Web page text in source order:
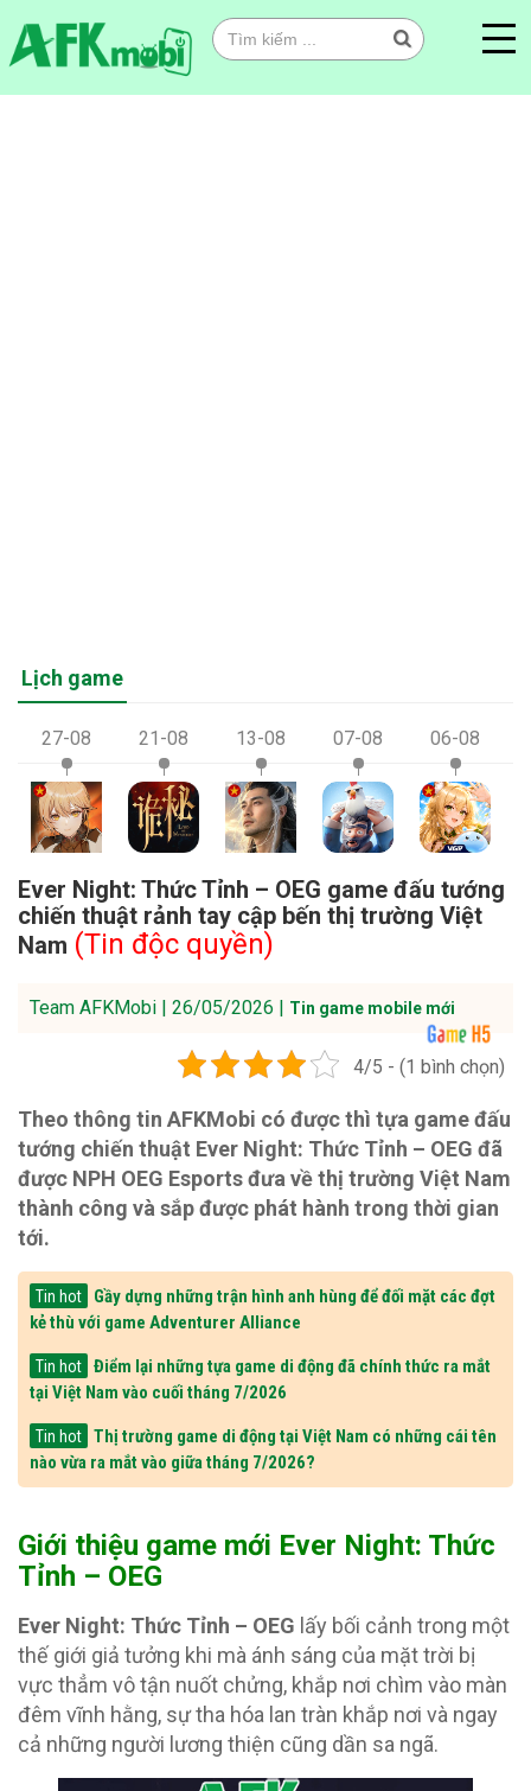
Lịch game
27-08 21-08 13-08 07-08 06-08
Ever Night: Thức Tỉnh – OEG game đấu tướng
chiến thuật rảnh tay cập bến thị trường Việt
Nam (Tin độc quyền)
Team AFKMobi | 26/05/2026 | Tin game mobile mới
4/5 - (1 bình chọn)
Theo thông tin AFKMobi có được thì tựa game đấu
tướng chiến thuật Ever Night: Thức Tỉnh – OEG đã
được NPH OEG Esports đưa về thị trường Việt Nam
thành công và sắp được phát hành trong thời gian
tới.
Tin hot
Gầy dựng những trận hình anh hùng để đối mặt các đợt
kẻ thù với game Adventurer Alliance
Tin hot
Điểm lại những tựa game di động đã chính thức ra mắt
tại Việt Nam vào cuối tháng 7/2026
Tin hot
Thị trường game di động tại Việt Nam có những cái tên
nào vừa ra mắt vào giữa tháng 7/2026?
Giới thiệu game mới Ever Night: Thức
Tỉnh – OEG
Ever Night: Thức Tỉnh – OEG lấy bối cảnh trong một
thế giới giả tưởng khi mà ánh sáng của mặt trời bị
vực thẳm vô tận nuốt chửng, khắp nơi chìm vào màn
đêm vĩnh hằng, sự tha hóa lan tràn khắp nơi và ngay
cả những người lương thiện cũng dần sa ngã.